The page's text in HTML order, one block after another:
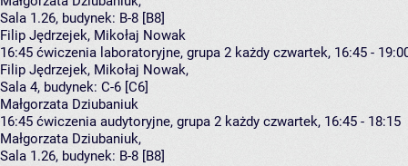
Sala 1.26, budynek: B-8 [B8]
Filip Jędrzejek, Mikołaj Nowak
16:45 ćwiczenia laboratoryjne, grupa 2 każdy czwartek, 16:45 -
Filip Jędrzejek, Mikołaj Nowak,
Sala 4, budynek: C-6 [C6]
Małgorzata Dziubaniuk
16:45 ćwiczenia audytoryjne, grupa 2 każdy czwartek, 16:45 - 18:15
Małgorzata Dziubaniuk,
Sala 1.26, budynek: B-8 [B8]